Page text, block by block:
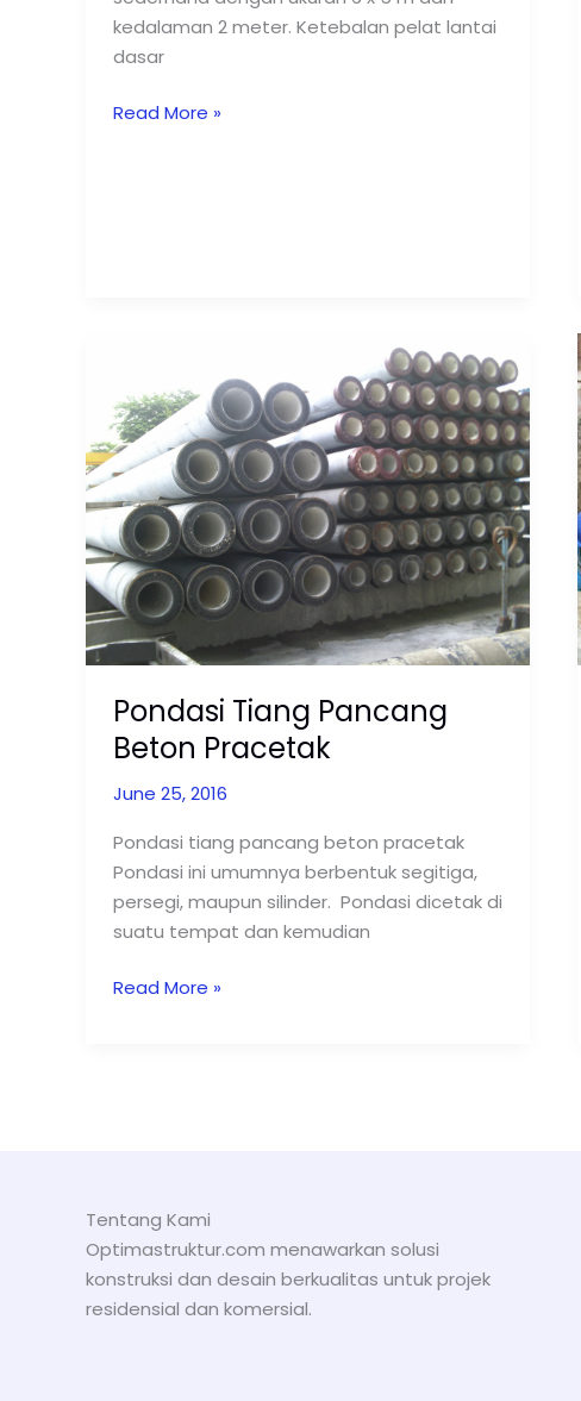
kedalaman 2 meter. Ketebalan pelat lantai
dasar
Read More »
Pondasi Tiang Pancang
Beton Pracetak
June 25, 2016
Pondasi tiang pancang beton pracetak
Pondasi ini umumnya berbentuk segitiga,
persegi, maupun silinder. Pondasi dicetak di
suatu tempat dan kemudian
Pancang
Beton
Pracetak
Read More »
Tentang Kami
Optimastruktur.com menawarkan solusi
konstruksi dan desain berkualitas untuk projek
residensial dan komersial.